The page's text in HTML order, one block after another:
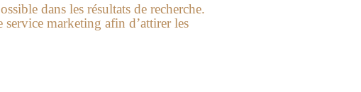
dans les résultats de recherche.
marketing afin d’attirer les